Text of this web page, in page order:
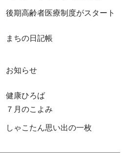
後期高齢者医療制度がスタート
まちの日記帳
お知らせ
健康ひろば
７月のこよみ
しゃこたん思い出の一枚